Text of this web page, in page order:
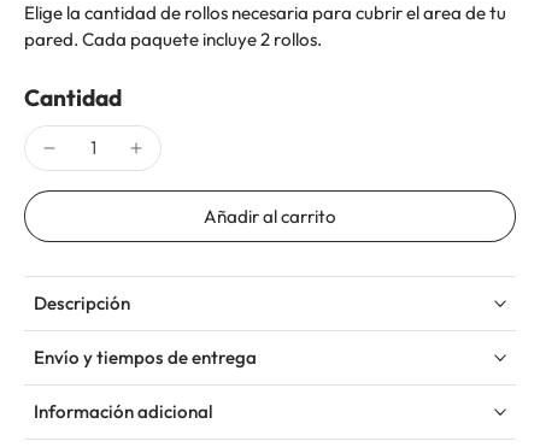
Elige la cantidad de rollos necesaria para cubrir el area de tu
pared. Cada paquete incluye 2 rollos.
Cantidad
Añadir al carrito
Descripción
Envío y tiempos de entrega
Información adicional